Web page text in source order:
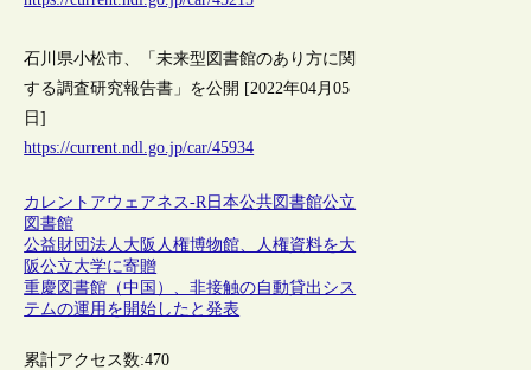
石川県小松市、「未来型図書館のあり方に関
する調査研究報告書」を公開 [2022年04月05
日]
https://current.ndl.go.jp/car/45934
カレントアウェアネス-R日本公共図書館公立
図書館
公益財団法人大阪人権博物館、人権資料を大
阪公立大学に寄贈
重慶図書館（中国）、非接触の自動貸出シス
テムの運用を開始したと発表
累計アクセス数:470